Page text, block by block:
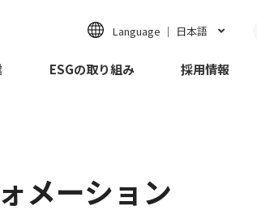
Language ｜ 日本語
ESGの取り組み 採用情報
メーション